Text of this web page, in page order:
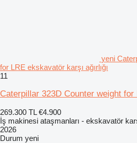
yeni
for LRE ekskavatör karşı ağırlığı
11
Caterpillar 323D Counter weight for
269.300 TL €4.900
İş makinesi ataşmanları - ekskavatör
2026
Durum yeni